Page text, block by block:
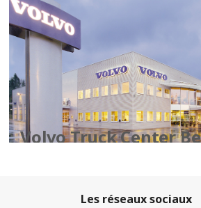
Volvo Truck Center
Les réseaux sociaux